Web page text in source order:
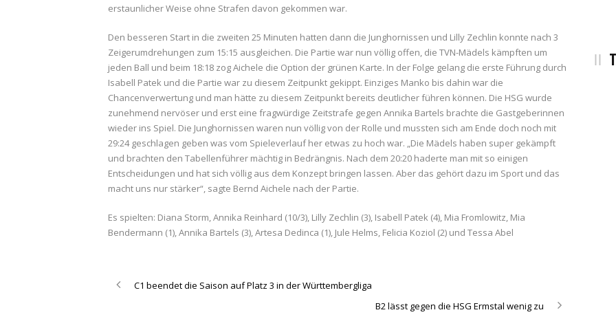
erstaunlicher Weise ohne Strafen davon gekommen war.
Den besseren Start in die zweiten 25 Minuten hatten dann die Junghornissen und Lilly Zechlin konnte nach 3
Zeigerumdrehungen zum 15:15 ausgleichen. Die Partie war nun völlig offen, die TVN-Mädels kämpften um
jeden Ball und beim 18:18 zog Aichele die Option der grünen Karte. In der Folge gelang die erste Führung durch
Isabell Patek und die Partie war zu diesem Zeitpunkt gekippt. Einziges Manko bis dahin war die
Chancenverwertung und man hätte zu diesem Zeitpunkt bereits deutlicher führen können. Die HSG wurde
zunehmend nervöser und erst eine fragwürdige Zeitstrafe gegen Annika Bartels brachte die Gastgeberinnen
wieder ins Spiel. Die Junghornissen waren nun völlig von der Rolle und mussten sich am Ende doch noch mit
29:24 geschlagen geben was vom Spieleverlauf her etwas zu hoch war. „Die Mädels haben super gekämpft
und brachten den Tabellenführer mächtig in Bedrängnis. Nach dem 20:20 haderte man mit so einigen
Entscheidungen und hat sich völlig aus dem Konzept bringen lassen. Aber das gehört dazu im Sport und das
macht uns nur stärker“, sagte Bernd Aichele nach der Partie.
Es spielten: Diana Storm, Annika Reinhard (10/3), Lilly Zechlin (3), Isabell Patek (4), Mia Fromlowitz, Mia
Bendermann (1), Annika Bartels (3), Artesa Dedinca (1), Jule Helms, Felicia Koziol (2) und Tessa Abel
C1 beendet die Saison auf Platz 3 in der Württembergliga
B2 lässt gegen die HSG Ermstal wenig zu